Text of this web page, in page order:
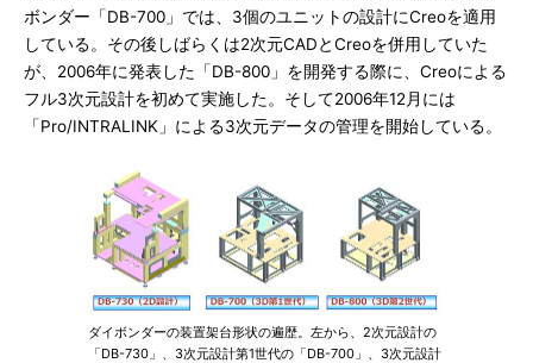
ボンダー「DB-700」では、3個のユニットの設計にCreoを適用
している。その後しばらくは2次元CADとCreoを併用していた
が、2006年に発表した「DB-800」を開発する際に、Creoによる
フル3次元設計を初めて実施した。そして2006年12月には
「Pro/INTRALINK」による3次元データの管理を開始している。
ダイボンダーの装置架台形状の遍歴。左から、2次元設計の
「DB-730」、3次元設計第1世代の「DB-700」、3次元設計